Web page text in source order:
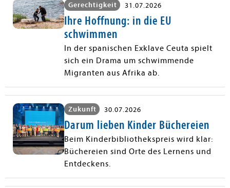
Gerechtigkeit 31.07.2026
Ihre Hoffnung: in die EU
schwimmen
In der spanischen Exklave Ceuta spielt
sich ein Drama um schwimmende
Migranten aus Afrika ab.
Zukunft 30.07.2026
Darum lieben Kinder Büchereien
Beim Kinderbibliothekspreis wird klar:
Büchereien sind Orte des Lernens und
Entdeckens.